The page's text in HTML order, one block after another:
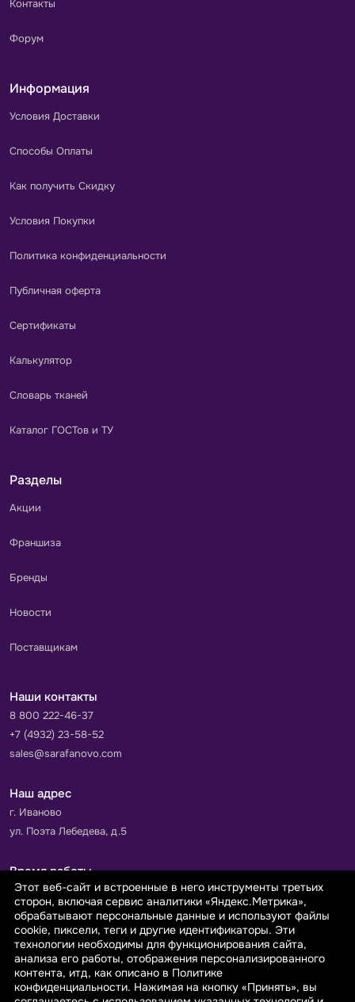
Контакты
Форум
Информация
Условия Доставки
Способы Оплаты
Как получить Скидку
Условия Покупки
Политика конфиденциальности
Публичная оферта
Сертификаты
Калькулятор
Словарь тканей
Каталог ГОСТов и ТУ
Разделы
Акции
Франшиза
Бренды
Новости
Поставщикам
Наши контакты
8 800 222-46-37
+7 (4932) 23-58-52
sales@sarafanovo.com
Наш адрес
г. Иваново
ул. Поэта Лебедева, д.5
Время работы
Пн-Пт с 9.00 до 18.00
Сб-Вс: выходной
Принимаем к оплате
Этот веб-сайт и встроенные в него инструменты третьих
сторон, включая сервис аналитики «Яндекс.Метрика»,
обрабатывают персональные данные и используют файлы
cookie, пиксели, теги и другие идентификаторы. Эти
технологии необходимы для функционирования сайта,
анализа его работы, отображения персонализированного
контента, итд, как описано в Политике
конфиденциальности. Нажимая на кнопку «Принять», вы